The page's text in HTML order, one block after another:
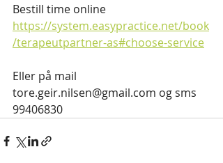
Bestill time online
https://system.easypractice.net/book
/terapeutpartner-as#choose-service
Eller på mail
tore.geir.nilsen@gmail.com og sms
99406830